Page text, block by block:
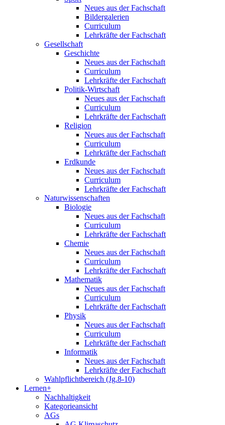
Neues aus der Fachschaft
Bildergalerien
Curriculum
Lehrkräfte der Fachschaft
Gesellschaft
Geschichte
Neues aus der Fachschaft
Curriculum
Lehrkräfte der Fachschaft
Politik-Wirtschaft
Neues aus der Fachschaft
Curriculum
Lehrkräfte der Fachschaft
Religion
Neues aus der Fachschaft
Curriculum
Lehrkräfte der Fachschaft
Erdkunde
Neues aus der Fachschaft
Curriculum
Lehrkräfte der Fachschaft
Naturwissenschaften
Biologie
Neues aus der Fachschaft
Curriculum
Lehrkräfte der Fachschaft
Chemie
Neues aus der Fachschaft
Curriculum
Lehrkräfte der Fachschaft
Mathematik
Neues aus der Fachschaft
Curriculum
Lehrkräfte der Fachschaft
Physik
Neues aus der Fachschaft
Curriculum
Lehrkräfte der Fachschaft
Informatik
Neues aus der Fachschaft
Lehrkräfte der Fachschaft
Wahlpflichtbereich (Jg.8-10)
Lernen+
Nachhaltigkeit
Kategorieansicht
AGs